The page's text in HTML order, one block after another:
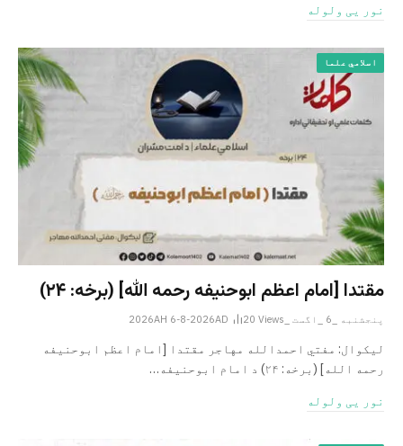
نور یی ولوله
اسلامي علما
مقتدا [امام اعظم ابوحنیفه رحمه الله‎] (برخه: ۲۴)
پنجشنبه _6 _اگست _2026AH 6-8-2026AD 20 Views
لیکوال: مفتي احمدالله مهاجر مقتدا [امام اعظم ابوحنیفه
رحمه الله‎] (برخه: ۲۴) د امام ابوحنيفه…
نور یی ولوله